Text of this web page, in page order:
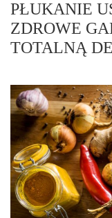
PŁUKANIE
ZDROWE
TOTALNĄ